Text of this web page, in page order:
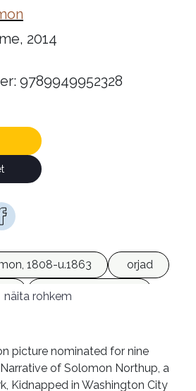
2014
9789949952328
1808-u.1863
orjad
afroameeriklased
19. sajand
e-raamatud
näita rohkem
picture nominated for nine
of Solomon Northup, a
Kidnapped in Washington City